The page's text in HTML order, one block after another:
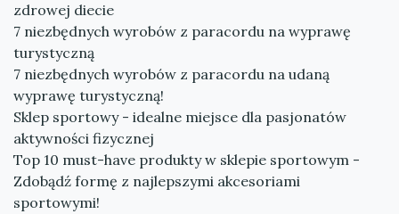
zdrowej diecie
7 niezbędnych wyrobów z paracordu na wyprawę
turystyczną
7 niezbędnych wyrobów z paracordu na udaną
wyprawę turystyczną!
Sklep sportowy - idealne miejsce dla pasjonatów
aktywności fizycznej
Top 10 must-have produkty w sklepie sportowym -
Zdobądź formę z najlepszymi akcesoriami
sportowymi!